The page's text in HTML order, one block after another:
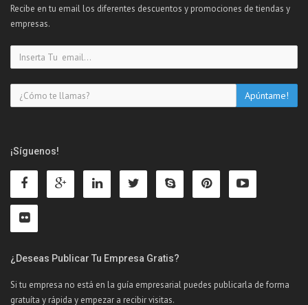
Recibe en tu email los diferentes descuentos y promociones de tiendas y
empresas.
¡Síguenos!
¿Deseas Publicar Tu Empresa Gratis?
Si tu empresa no está en la guía empresarial puedes publicarla de forma
gratuíta y rápida y empezar a recibir visitas.